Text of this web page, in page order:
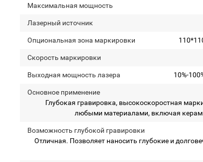
Максимальная мощность
Лазерный источник
Опциональная зона маркировки
Скорость маркировки
Выходная мощность лазера 10%-
Основное применение
Глубокая гравировка, высокоскоростная
любыми материалами, включая
Возможность глубокой гравировки
Отличная. Позволяет наносить глубокие и